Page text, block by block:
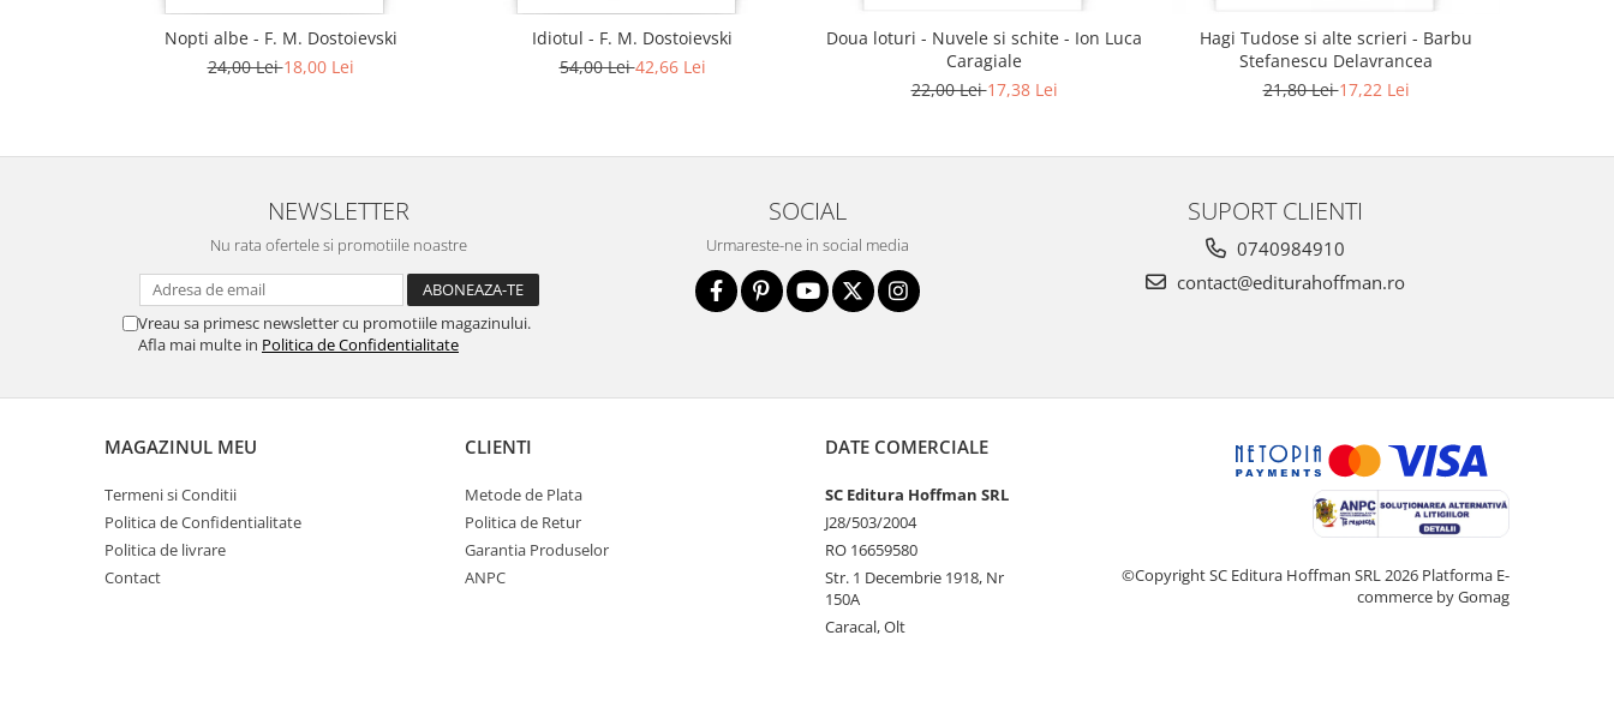
Nopti albe - F. M. Dostoievski
24,00 Lei18,00 Lei
Idiotul - F. M. Dostoievski
54,00 Lei42,66 Lei
Doua loturi - Nuvele si schite - Ion Luca
Caragiale
22,00 Lei17,38 Lei
Hagi Tudose si alte scrieri - Barbu
Stefanescu Delavrancea
21,80 Lei17,22 Lei
NEWSLETTER
Nu rata ofertele si promotiile noastre
Vreau sa primesc newsletter cu promotiile magazinului.
Afla mai multe in Politica de Confidentialitate
SOCIAL
Urmareste-ne in social media
SUPORT CLIENTI
0740984910
contact@editurahoffman.ro
MAGAZINUL MEU
Termeni si Conditii
Politica de Confidentialitate
Politica de livrare
Contact
CLIENTI
Metode de Plata
Politica de Retur
Garantia Produselor
ANPC
DATE COMERCIALE
SC Editura Hoffman SRL
J28/503/2004
RO 16659580
Str. 1 Decembrie 1918, Nr
150A
Caracal, Olt
©Copyright SC Editura Hoffman SRL 2026 Platforma E-
commerce by Gomag